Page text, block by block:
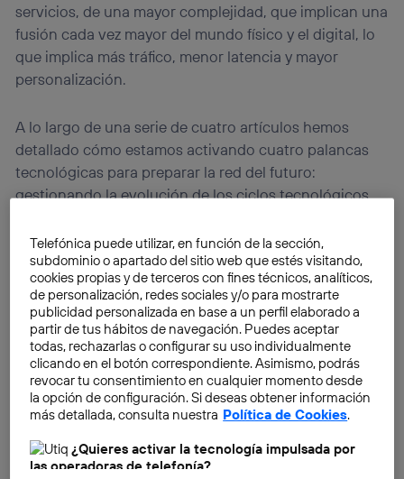
servicios, de una mayor complejidad, que implican una
fusión cada vez mayor del mundo físico y el digital, lo
que implica más tráfico, menor latencia y mayor
personalización.
A lo largo de una serie de cuatro artículos hemos
detallado cómo estamos activando cuatro palancas
tecnológicas para preparar la red del futuro:
gestionando la evolución de los ciclos tecnológicos,
desagregadas, softwarizando la red y migrando al
cloud y a través de la automatización extrema.
Telefónica puede utilizar, en función de la sección,
subdominio o apartado del sitio web que estés visitando,
cookies propias y de terceros con fines técnicos, analíticos,
de personalización, redes sociales y/o para mostrarte
publicidad personalizada en base a un perfil elaborado a
partir de tus hábitos de navegación. Puedes aceptar
todas, rechazarlas o configurar su uso individualmente
clicando en el botón correspondiente. Asimismo, podrás
revocar tu consentimiento en cualquier momento desde
la opción de configuración. Si deseas obtener información
más detallada, consulta nuestra Política de Cookies.
¿Quieres activar la tecnología impulsada por
las operadoras de telefonía?